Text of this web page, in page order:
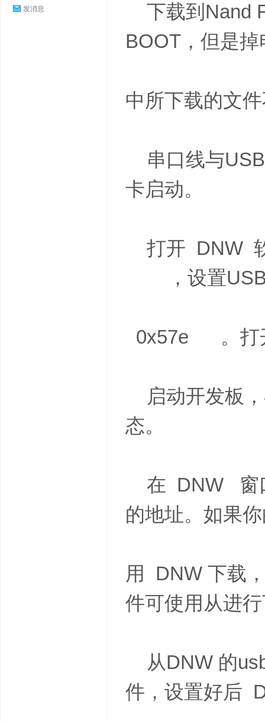
发消息
下载到Nand
BOOT，但是
中所下载的文
串口线与USB
卡启动。
打开 DNW
，设置USB
0x57e 。打
启动开发板，
态。
在 DNW 窗
的地址。如果
用 DNW 下载
件可使用从进
从DNW 的
件，设置好后